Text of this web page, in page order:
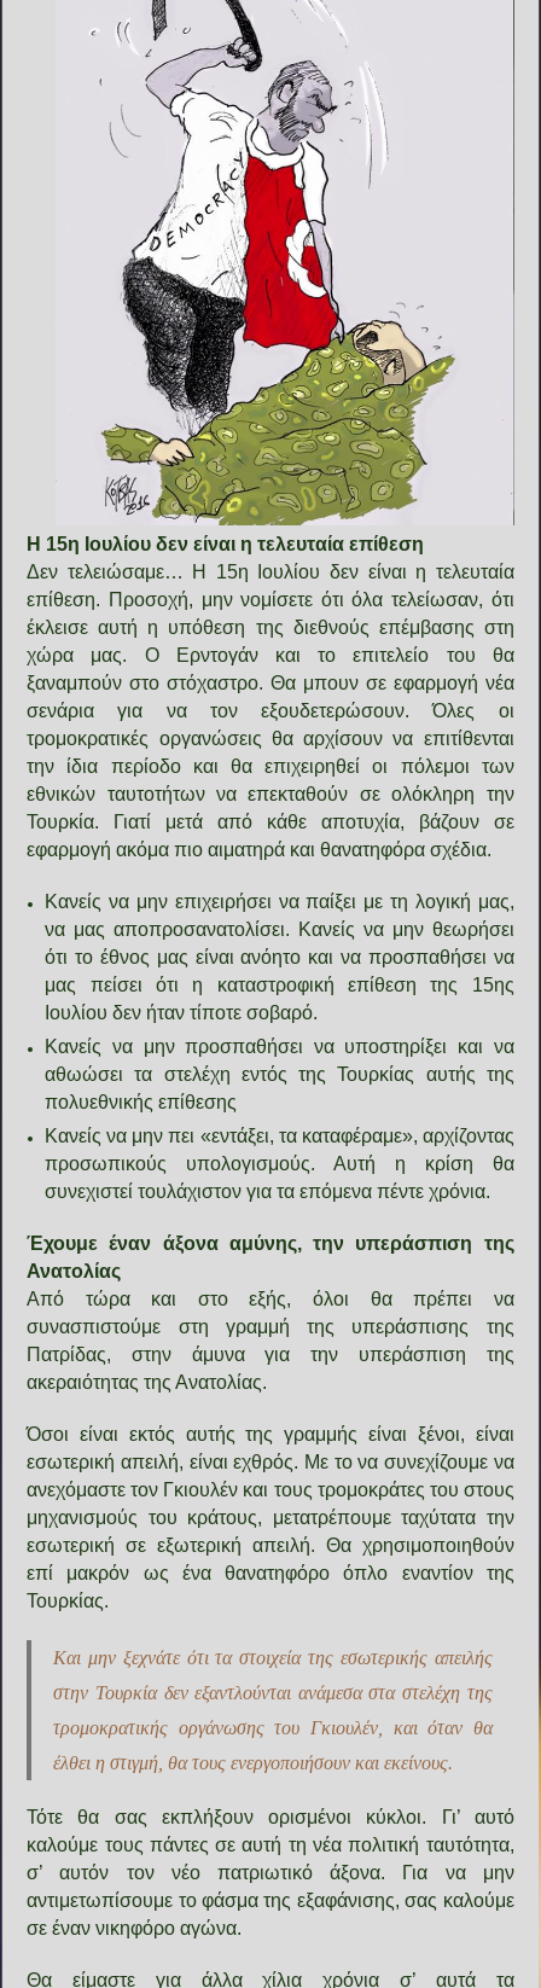
Η 15η Ιουλίου δεν είναι η τελευταία επίθεση
Δεν τελειώσαμε… Η 15η Ιουλίου δεν είναι η τελευταία
επίθεση. Προσοχή, μην νομίσετε ότι όλα τελείωσαν, ότι
έκλεισε αυτή η υπόθεση της διεθνούς επέμβασης στη
χώρα μας. Ο Ερντογάν και το επιτελείο του θα
ξαναμπούν στο στόχαστρο. Θα μπουν σε εφαρμογή νέα
σενάρια για να τον εξουδετερώσουν. Όλες οι
τρομοκρατικές οργανώσεις θα αρχίσουν να επιτίθενται
την ίδια περίοδο και θα επιχειρηθεί οι πόλεμοι των
εθνικών ταυτοτήτων να επεκταθούν σε ολόκληρη την
Τουρκία. Γιατί μετά από κάθε αποτυχία, βάζουν σε
εφαρμογή ακόμα πιο αιματηρά και θανατηφόρα σχέδια.
Κανείς να μην επιχειρήσει να παίξει με τη λογική μας,
να μας αποπροσανατολίσει. Κανείς να μην θεωρήσει
ότι το έθνος μας είναι ανόητο και να προσπαθήσει να
μας πείσει ότι η καταστροφική επίθεση της 15ης
Ιουλίου δεν ήταν τίποτε σοβαρό.
Κανείς να μην προσπαθήσει να υποστηρίξει και να
αθωώσει τα στελέχη εντός της Τουρκίας αυτής της
πολυεθνικής επίθεσης
Κανείς να μην πει «εντάξει, τα καταφέραμε», αρχίζοντας
προσωπικούς υπολογισμούς. Αυτή η κρίση θα
συνεχιστεί τουλάχιστον για τα επόμενα πέντε χρόνια.
Έχουμε έναν άξονα αμύνης, την υπεράσπιση της
Ανατολίας
Από τώρα και στο εξής, όλοι θα πρέπει να
συνασπιστούμε στη γραμμή της υπεράσπισης της
Πατρίδας, στην άμυνα για την υπεράσπιση της
ακεραιότητας της Ανατολίας.
Όσοι είναι εκτός αυτής της γραμμής είναι ξένοι, είναι
εσωτερική απειλή, είναι εχθρός. Με το να συνεχίζουμε να
ανεχόμαστε τον Γκιουλέν και τους τρομοκράτες του στους
μηχανισμούς του κράτους, μετατρέπουμε ταχύτατα την
εσωτερική σε εξωτερική απειλή. Θα χρησιμοποιηθούν
επί μακρόν ως ένα θανατηφόρο όπλο εναντίον της
Τουρκίας.
Και μην ξεχνάτε ότι τα στοιχεία της εσωτερικής απειλής
στην Τουρκία δεν εξαντλούνται ανάμεσα στα στελέχη της
τρομοκρατικής οργάνωσης του Γκιουλέν, και όταν θα
έλθει η στιγμή, θα τους ενεργοποιήσουν και εκείνους.
Τότε θα σας εκπλήξουν ορισμένοι κύκλοι. Γι’ αυτό
καλούμε τους πάντες σε αυτή τη νέα πολιτική ταυτότητα,
σ’ αυτόν τον νέο πατριωτικό άξονα. Για να μην
αντιμετωπίσουμε το φάσμα της εξαφάνισης, σας καλούμε
σε έναν νικηφόρο αγώνα.
Θα είμαστε για άλλα χίλια χρόνια σ’ αυτά τα